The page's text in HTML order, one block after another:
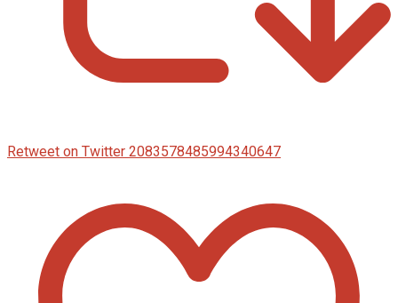
Retweet on Twitter 2083578485994340647